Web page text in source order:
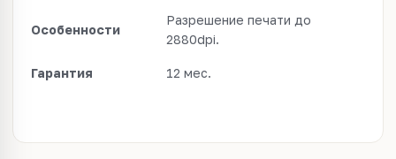
Особенности
Разрешение печати до
2880dpi.
Гарантия 12 мес.